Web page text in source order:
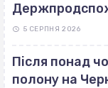
5 СЕРПНЯ 2026
Після понад
полону на